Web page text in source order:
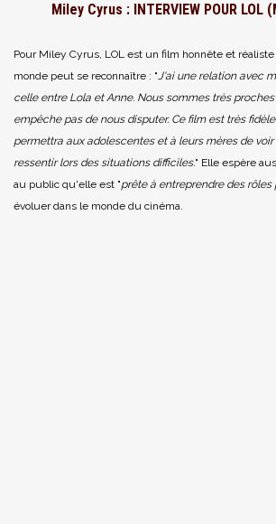
Miley Cyrus : INTERVIEW POUR LOL
Pour Miley Cyrus, LOL est un film honnête et
monde peut se reconnaître : "J'ai une relation avec
celle entre Lola et Anne. Nous sommes très
empêche pas de nous disputer. Ce film est très
permettra aux adolescentes et à leurs mères de
ressentir lors des situations difficiles." Elle espère
au public qu'elle est "prête à entreprendre des rôles
évoluer dans le monde du cinéma.